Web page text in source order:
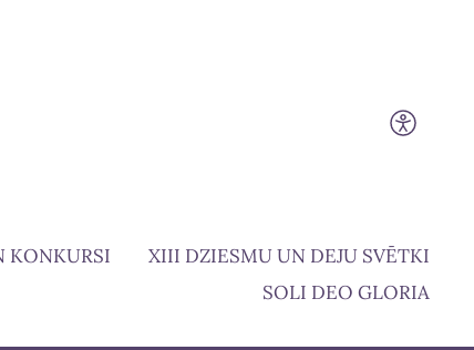
KONKURSI
XIII DZIESMU UN DEJU SVĒTKI
SOLI DEO GLORIA